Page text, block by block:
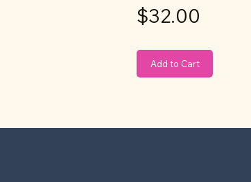
Add to Cart
$32.00